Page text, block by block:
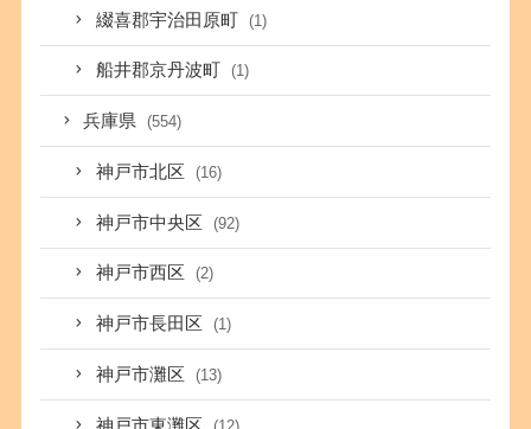
綴喜郡宇治田原町 (1)
船井郡京丹波町 (1)
兵庫県 (554)
神戸市北区 (16)
神戸市中央区 (92)
神戸市西区 (2)
神戸市長田区 (1)
神戸市灘区 (13)
神戸市東灘区